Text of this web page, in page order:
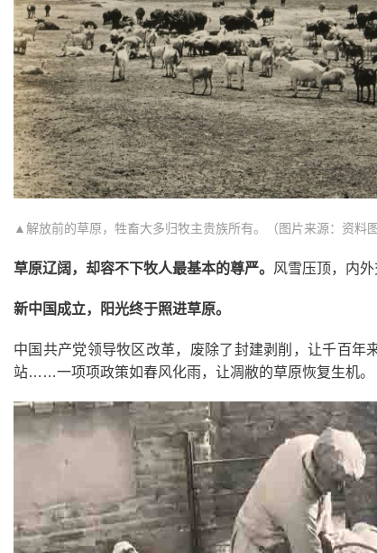
▲解放前的草原，牲畜大多归牧主贵族所有。（图片来源：资料图
草原辽阔，却容不下牧人最基本的尊严。 风雪压顶，内
新中国成立，阳光终于照进草原。
中国共产党领导牧区改革，废除了封建剥削，让千百
站……一项项政策如春风化雨，让凋敝的草原恢复生机。